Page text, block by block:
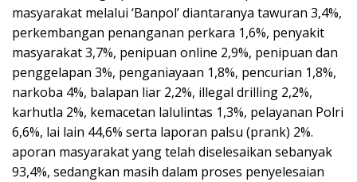
masyarakat melalui ‘Banpol’ diantaranya tawuran 3,4%,
perkembangan penanganan perkara 1,6%, penyakit
masyarakat 3,7%, penipuan online 2,9%, penipuan dan
penggelapan 3%, penganiayaan 1,8%, pencurian 1,8%,
narkoba 4%, balapan liar 2,2%, illegal drilling 2,2%,
karhutla 2%, kemacetan lalulintas 1,3%, pelayanan Polri
6,6%, lai lain 44,6% serta laporan palsu (prank) 2%.
aporan masyarakat yang telah diselesaikan sebanyak
93,4%, sedangkan masih dalam proses penyelesaian